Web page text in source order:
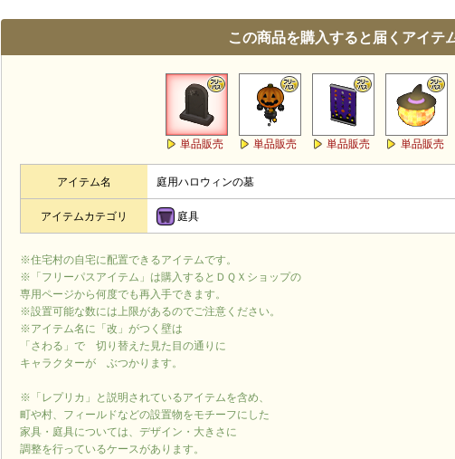
この商品を購入すると届くアイテ
単品販売 単品販売 単品販売 単品販売
アイテム名 庭用ハロウィンの墓
アイテムカテゴリ 庭具
※住宅村の自宅に配置できるアイテムです。
※「フリーパスアイテム」は購入するとＤＱＸショップの
専用ページから何度でも再入手できます。
※設置可能な数には上限があるのでご注意ください。
※アイテム名に「改」がつく壁は
「さわる」で 切り替えた見た目の通りに
キャラクターが ぶつかります。
※「レプリカ」と説明されているアイテムを含め、
町や村、フィールドなどの設置物をモチーフにした
家具・庭具については、デザイン・大きさに
調整を行っているケースがあります。